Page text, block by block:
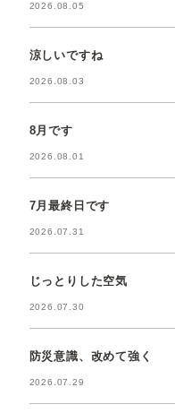
2026.08.05
涼しいですね
2026.08.03
8月です
2026.08.01
7月最終日です
2026.07.31
じっとりした空気
2026.07.30
防災意識、改めて強く
2026.07.29